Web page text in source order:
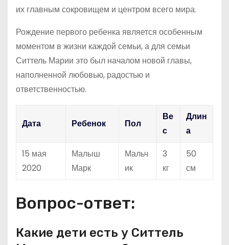
их главным сокровищем и центром всего мира.
Рождение первого ребенка является особенным
моментом в жизни каждой семьи, а для семьи
Ситтель Марии это был началом новой главы,
наполненной любовью, радостью и
ответственностью.
Дата Ребенок Пол
Ве
с
Длин
а
15 мая
2020
Малыш
Марк
Мальч
ик
3
кг
50
см
Вопрос-ответ:
Какие дети есть у Ситтель